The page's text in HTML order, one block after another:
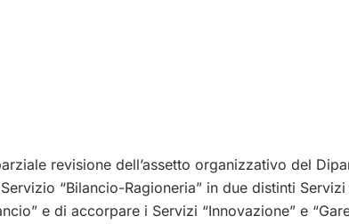
revisione dell’assetto organizzativo del
“Bilancio-Ragioneria” in due distinti Servizi
e di accorpare i Servizi “Innovazione” e